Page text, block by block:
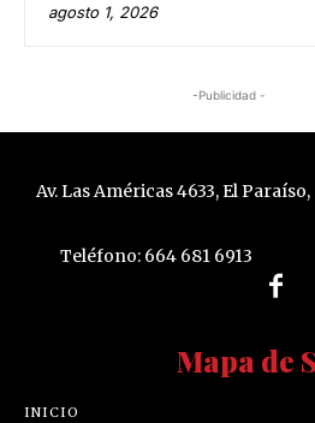
agosto 1, 2026
-Publicidad -
Av. Las Américas 4633, El Paraíso,
Teléfono: 664 681 6913
Mapa de
INICIO